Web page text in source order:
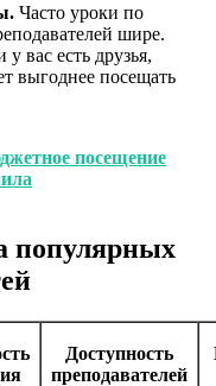
Часто уроки по
шире.
у вас есть друзья,
выгоднее посещать
посещение
популярных
Доступность
преподавателей